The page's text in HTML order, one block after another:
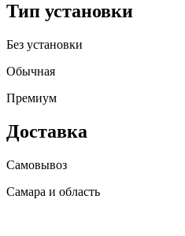
Тип установки
Без установки
Обычная
Премиум
Доставка
Самовывоз
Самара и область